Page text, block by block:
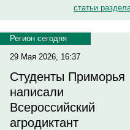
статьи
Регион сегодня
29 Мая 2026, 16:37
Студенты Приморья
написали
Всероссийский
агродиктант